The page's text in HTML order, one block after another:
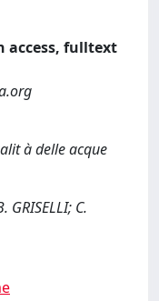
access, fulltext
à delle acque
GRISELLI; C.